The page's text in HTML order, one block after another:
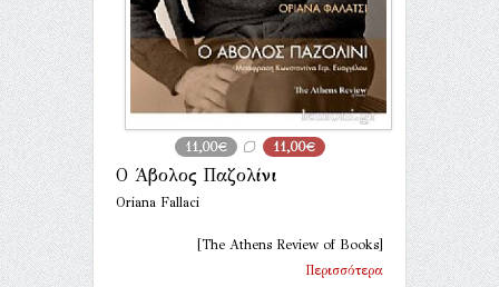
11,00€ 11,00€
Ο Άβολος Παζολίνι
Oriana Fallaci
[The Athens Review of Books]
Περισσότερα